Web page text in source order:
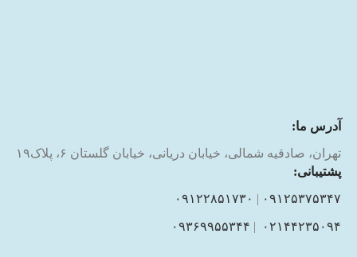
آدرس ما:
تهران، صادقیه شمالی، خیابان دریانی، خیابان گلستان ۶، پلاک۱۹
پشتیبانی:
۰۹۱۲۵۳۷۵۳۴۷ | ۰۹۱۲۲۸۵۱۷۳۰
۰۲۱۴۴۲۳۵۰۹۴ | ۰۹۳۶۹۹۵۵۳۴۴